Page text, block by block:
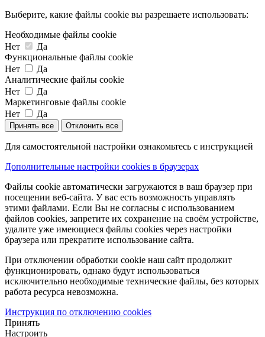
Выберите, какие файлы cookie вы разрешаете использовать:
Необходимые файлы cookie
Нет
Да
Функциональные файлы cookie
Нет
Да
Аналитические файлы cookie
Нет
Да
Маркетинговые файлы cookie
Нет
Да
Принять все Отклонить все
Для самостоятельной настройки ознакомьтесь с инструкцией
Дополнительные настройки cookies в браузерах
Файлы cookie автоматически загружаются в ваш браузер при
посещении веб-сайта. У вас есть возможность управлять
этими файлами. Если Вы не согласны с использованием
файлов cookies, запретите их сохранение на своём устройстве,
удалите уже имеющиеся файлы cookies через настройки
браузера или прекратите использование сайта.
При отключении обработки cookie наш сайт продолжит
функционировать, однако будут использоваться
исключительно необходимые технические файлы, без которых
работа ресурса невозможна.
Инструкция по отключению cookies
Принять
Настроить